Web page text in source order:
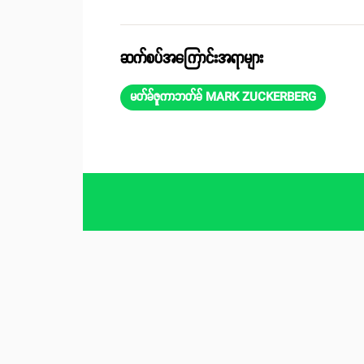
ဆက်စပ်အကြောင်းအရာများ
မတ်ခ်ဇူကာဘတ်ခ် MARK ZUCKERBERG